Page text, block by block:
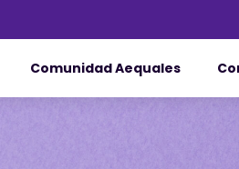
Comunidad Aequales